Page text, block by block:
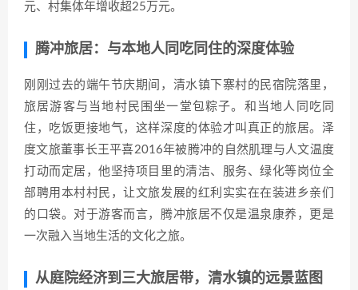
元、村集体年增收超25万元。
腾冲旅居：与本地人同吃同住的深度体验
刚刚过去的端午节庆期间，清水镇下寨村的民宿院落里，
旅居游客与当地村民围坐一堂包粽子。和当地人同吃同
住，吃饭更接地气，这样深度的体验才叫真正的旅居。泽
度文旅董事长王平喜2016年被腾冲的自然肌理与人文温度
打动而定居，他坚持项目里的清洁、服务、绿化等岗位全
部聘用本村村民，让文旅发展的红利实实在在装进乡亲们
的口袋。对于游客而言，腾冲旅居不仅是温泉康养，更是
一次融入当地生活的文化之旅。
从庭院经济到三大旅居带，清水镇的远景蓝图